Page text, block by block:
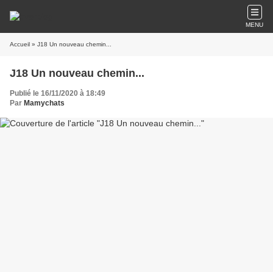
MENU
Accueil » J18 Un nouveau chemin...
J18 Un nouveau chemin...
Publié le 16/11/2020 à 18:49
Par Mamychats